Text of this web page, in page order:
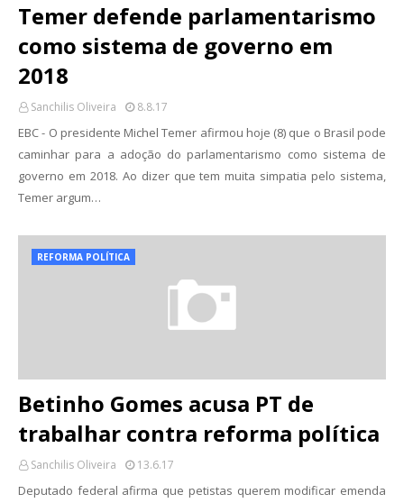
Temer defende parlamentarismo
como sistema de governo em
2018
Sanchilis Oliveira 8.8.17
EBC - O presidente Michel Temer afirmou hoje (8) que o Brasil pode
caminhar para a adoção do parlamentarismo como sistema de
governo em 2018. Ao dizer que tem muita simpatia pelo sistema,
Temer argum…
REFORMA POLÍTICA
Betinho Gomes acusa PT de
trabalhar contra reforma política
Sanchilis Oliveira 13.6.17
Deputado federal afirma que petistas querem modificar emenda